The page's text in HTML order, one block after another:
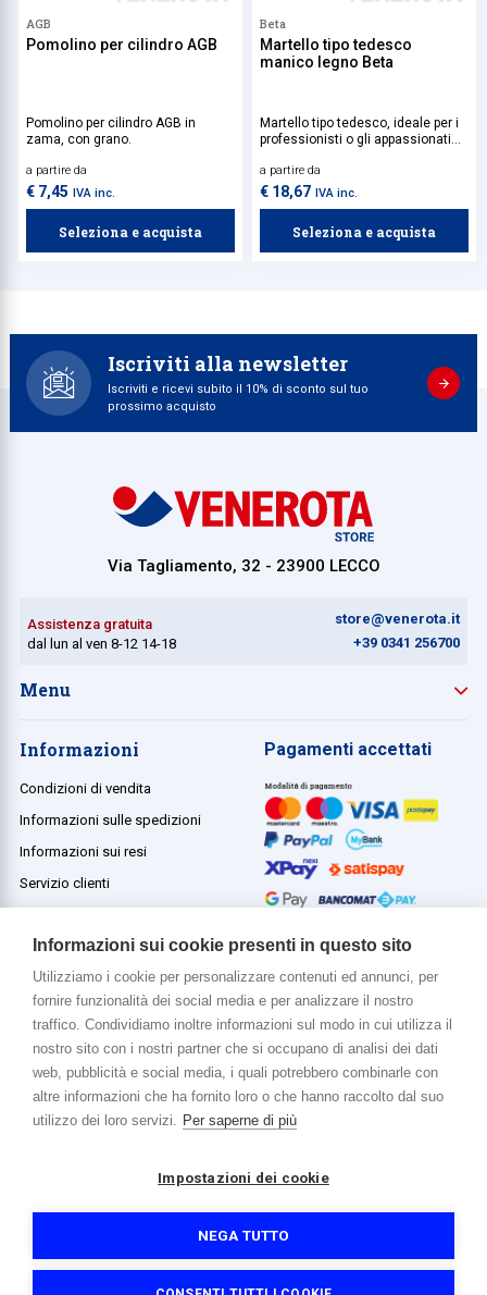
AGB
Pomolino per cilindro AGB
Pomolino per cilindro AGB in
zama, con grano.
a partire da
€ 7,45 IVA inc.
Seleziona e acquista
Beta
Martello tipo tedesco
manico legno Beta
Martello tipo tedesco, ideale per i
professionisti o gli appassionati
a partire da
€ 18,67 IVA inc.
Seleziona e acquista
Iscriviti alla newsletter
Iscriviti e ricevi subito il 10% di sconto sul tuo
prossimo acquisto
Via Tagliamento, 32 - 23900 LECCO
Assistenza gratuita
dal lun al ven 8-12 14-18
store@venerota.it
+39 0341 256700
Menu
Informazioni
Condizioni di vendita
Informazioni sulle spedizioni
Informazioni sui resi
Servizio clienti
Pagamenti accettati
Di più su di noi
www.venerota.it
P. IVA e Cod. Fiscale 01215890136
Registro imprese Lecco REA 174228
Informativa sulla privacy e cookieAccessibilitàCredits
Informazioni sui cookie presenti in questo sito
Utilizziamo i cookie per personalizzare contenuti ed annunci, per
fornire funzionalità dei social media e per analizzare il nostro
traffico. Condividiamo inoltre informazioni sul modo in cui utilizza il
nostro sito con i nostri partner che si occupano di analisi dei dati
web, pubblicità e social media, i quali potrebbero combinarle con
altre informazioni che ha fornito loro o che hanno raccolto dal suo
utilizzo dei loro servizi. Per saperne di più
Impostazioni dei cookie
NEGA TUTTO